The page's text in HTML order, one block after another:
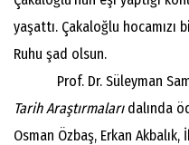
yaşattı. Çakaloğlu hocamızı
Ruhu şad olsun.
Prof. Dr. Süleyman
Tarih Araştırmalarıdalında
Osman Özbaş, Erkan Akbalık,